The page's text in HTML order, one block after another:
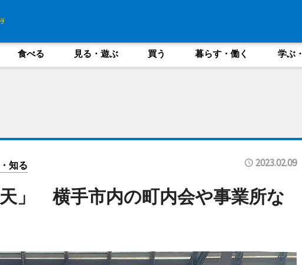
食べる 見る・遊ぶ 買う 暮らす・働く 学ぶ
知る 2023.02.09
」 横手市内の町内会や事業所な